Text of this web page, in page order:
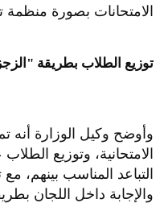
الامتحانات بصورة منظمة
توزيع الطلاب بطريقة
وأوضح وكيل الوزارة أنه
الامتحانية، وتوزيع
التباعد المناسب بينهم،
والإجابة داخل اللجان